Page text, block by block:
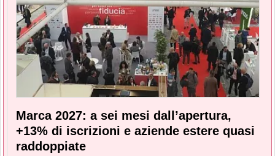
Marca 2027: a sei mesi dall’apertura,
+13% di iscrizioni e aziende estere quasi
raddoppiate